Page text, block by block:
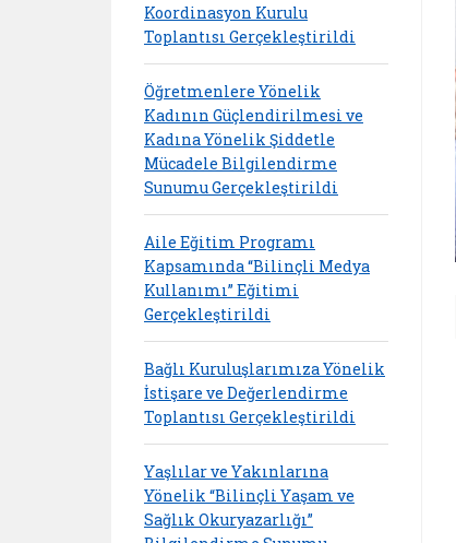
Koordinasyon Kurulu
Toplantısı Gerçekleştirildi
Öğretmenlere Yönelik
Kadının Güçlendirilmesi ve
Kadına Yönelik Şiddetle
Mücadele Bilgilendirme
Sunumu Gerçekleştirildi
Aile Eğitim Programı
Kapsamında “Bilinçli Medya
Kullanımı” Eğitimi
Gerçekleştirildi
Bağlı Kuruluşlarımıza Yönelik
İstişare ve Değerlendirme
Toplantısı Gerçekleştirildi
Yaşlılar ve Yakınlarına
Yönelik “Bilinçli Yaşam ve
Sağlık Okuryazarlığı”